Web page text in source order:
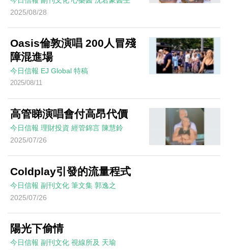
2025/08/28
Oasis倫敦演唱 200人冒殘
障混進場
今日信報 EJ Global 特稿
2025/08/11
高管睇演唱會付高昂代價
今日信報 理財投資 經管錦言 陳慧鈴
2025/07/26
Coldplay引發的流量程式
今日信報 副刊文化 筆文集 郭逸之
2025/07/26
陽光下偷情
今日信報 副刊文化 視線所及 天瑜